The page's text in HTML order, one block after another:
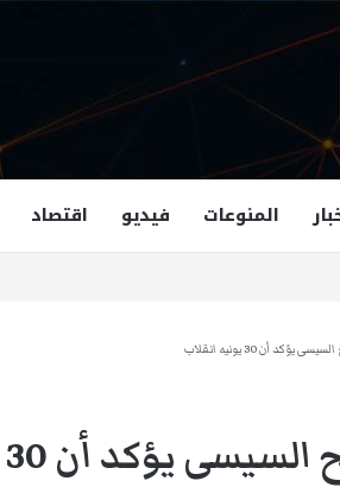
المنوعات فيديو اقتصاد
عمدة لمدينة نيويورك وغزالة هاشمي أول
أن 30 يونيه انقلاب
يؤكد أن 30 يونيه انقلاب